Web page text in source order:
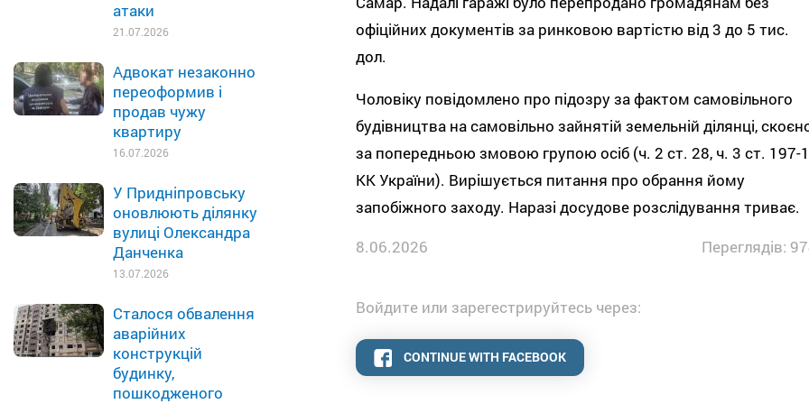
атаки
21.07.2026
Адвокат незаконно
переоформив і
продав чужу
квартиру
16.07.2026
У Придніпровську
оновлюють ділянку
вулиці Олександра
Данченка
13.07.2026
Сталося обвалення
аварійних
конструкцій
будинку,
пошкодженого
офіційних документів за ринковою вартістю від 3 до 5 тис.
дол.
Чоловіку повідомлено про підозру за фактом самовільного
будівництва на самовільно зайнятій земельній ділянці,
за попередньою змовою групою осіб (ч. 2 ст. 28, ч. 3 ст. 197-1
КК України). Вирішується питання про обрання йому
запобіжного заходу. Наразі досудове розслідування триває.
8.06.2026
Переглядів:
Войдите или зарегестрируйтесь через:
CONTINUE WITH FACEBOOK